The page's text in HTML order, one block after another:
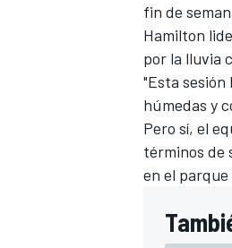
FÓRMULA E
fin de
Hamilton
por la lluvia
"Esta sesión
húmedas y
Pero sí, el
términos de
en el